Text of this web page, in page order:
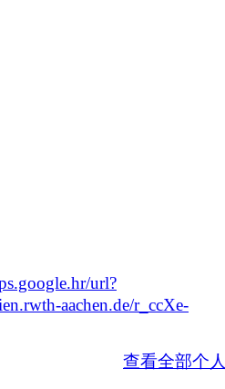
url?
aachen.de/r_ccXe-
查看全部个